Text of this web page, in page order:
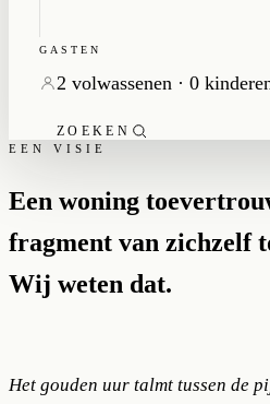
GASTEN
2 volwassenen · 0
ZOEKEN
EEN VISIE
Een woning
fragment van zichzelf
Wij weten dat.
Het gouden uur talmt tussen de